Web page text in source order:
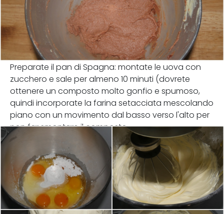
Preparate il pan di Spagna: montate le uova con
zucchero e sale per almeno 10 minuti (dovrete
ottenere un composto molto gonfio e spumoso,
quindi incorporate la farina setacciata mescolando
piano con un movimento dal basso verso l'alto per
non far smontare il composto.